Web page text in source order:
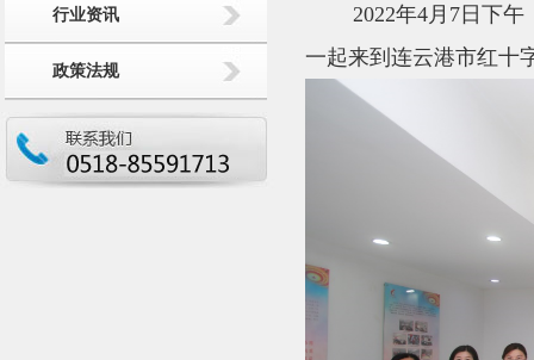
行业资讯
政策法规
2022年4月 7 日下午
一起来到连云港市红十